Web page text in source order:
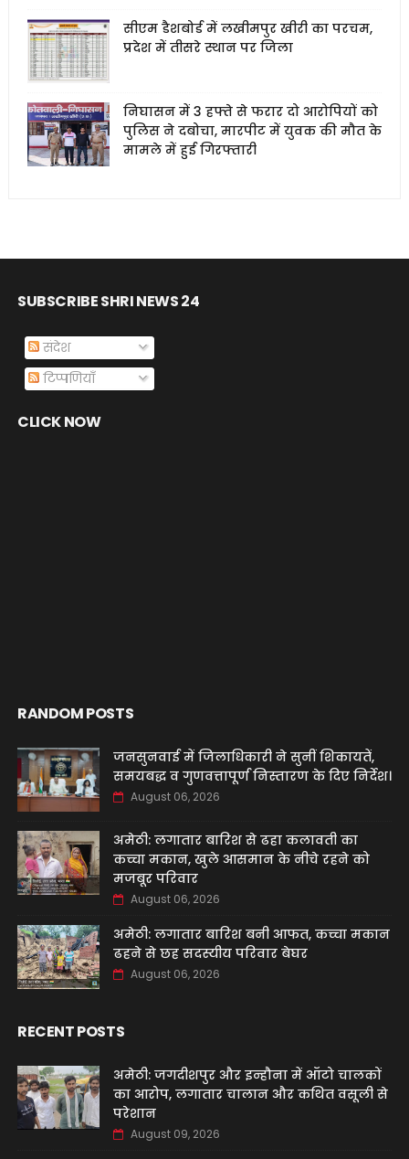
सीएम डैशबोर्ड में लखीमपुर खीरी का परचम,
प्रदेश में तीसरे स्थान पर जिला
निघासन में 3 हफ्ते से फरार दो आरोपियों को
पुलिस ने दबोचा, मारपीट में युवक की मौत के
मामले में हुई गिरफ्तारी
SUBSCRIBE SHRI NEWS 24
संदेश
टिप्पणियाँ
CLICK NOW
RANDOM POSTS
जनसुनवाई में जिलाधिकारी ने सुनीं शिकायतें,
समयबद्ध व गुणवत्तापूर्ण निस्तारण के दिए निर्देश।
August 06, 2026
अमेठी: लगातार बारिश से ढहा कलावती का
कच्चा मकान, खुले आसमान के नीचे रहने को
मजबूर परिवार
August 06, 2026
अमेठी: लगातार बारिश बनी आफत, कच्चा मकान
ढहने से छह सदस्यीय परिवार बेघर
August 06, 2026
RECENT POSTS
अमेठी: जगदीशपुर और इन्हौना में ऑटो चालकों
का आरोप, लगातार चालान और कथित वसूली से
परेशान
August 09, 2026